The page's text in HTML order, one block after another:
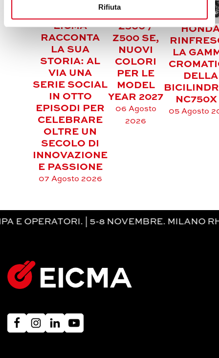
Rifiuta
EICMA
RACCONTA
LA SUA
STORIA: AL
VIA UNA
SERIE SOCIAL
IN OTTO
EPISODI PER
CELEBRARE
OLTRE UN
SECOLO DI
INNOVAZIONE
E PASSIONE
07 Agosto 2026
Z500 /
Z500 SE,
NUOVI
COLORI
PER LE
MODEL
YEAR 2027
06 Agosto
2026
LA
DELLA
05 Agosto
| 5-8 NOVEMBRE. MILANO